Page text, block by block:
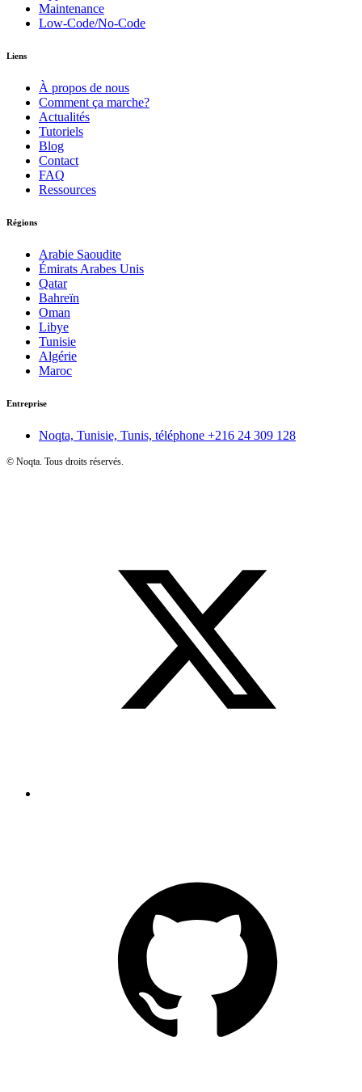
Maintenance
Low-Code/No-Code
Liens
À propos de nous
Comment ça marche?
Actualités
Tutoriels
Blog
Contact
FAQ
Ressources
Régions
Arabie Saoudite
Émirats Arabes Unis
Qatar
Bahreïn
Oman
Libye
Tunisie
Algérie
Maroc
Entreprise
Noqta, Tunisie, Tunis, téléphone +216 24 309 128
© Noqta. Tous droits réservés.